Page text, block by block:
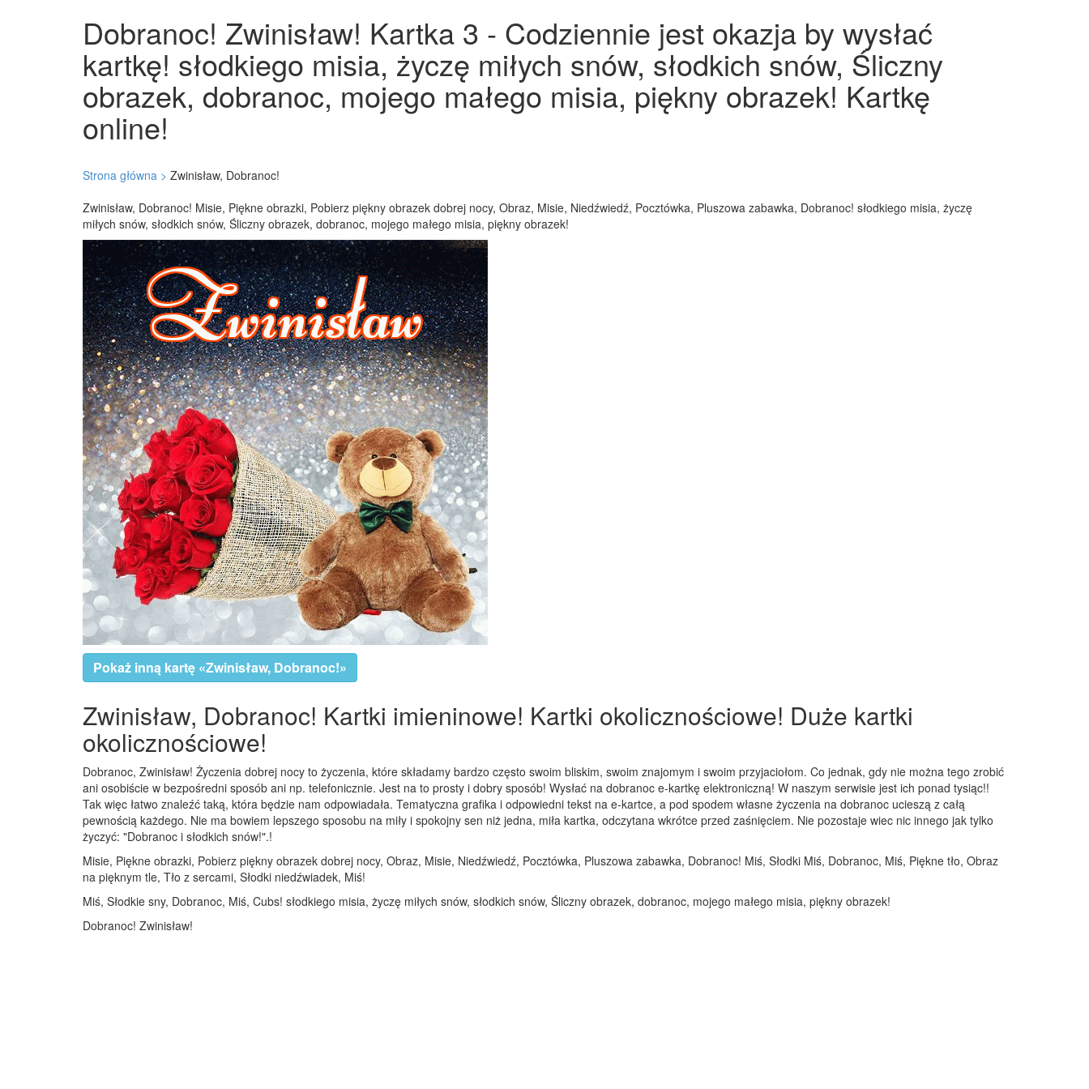
Dobranoc! Zwinisław! Kartka 3 - Codziennie jest okazja by wysłać
kartkę! słodkiego misia, życzę miłych snów, słodkich snów, Śliczny
obrazek, dobranoc, mojego małego misia, piękny obrazek! Kartkę
online!
Strona główna > Zwinisław, Dobranoc!
Zwinisław, Dobranoc! Misie, Piękne obrazki, Pobierz piękny obrazek dobrej nocy, Obraz, Misie, Niedźwiedź, Pocztówka, Pluszowa zabawka, Dobranoc! słodkiego misia, życzę
miłych snów, słodkich snów, Śliczny obrazek, dobranoc, mojego małego misia, piękny obrazek!
Pokaż inną kartę «Zwinisław, Dobranoc!»
Zwinisław, Dobranoc! Kartki imieninowe! Kartki okolicznościowe! Duże kartki
okolicznościowe!
Dobranoc, Zwinisław! Życzenia dobrej nocy to życzenia, które składamy bardzo często swoim bliskim, swoim znajomym i swoim przyjaciołom. Co jednak, gdy nie można tego zrobić
ani osobiście w bezpośredni sposób ani np. telefonicznie. Jest na to prosty i dobry sposób! Wysłać na dobranoc e-kartkę elektroniczną! W naszym serwisie jest ich ponad tysiąc!!
Tak więc łatwo znaleźć taką, która będzie nam odpowiadała. Tematyczna grafika i odpowiedni tekst na e-kartce, a pod spodem własne życzenia na dobranoc ucieszą z całą
pewnością każdego. Nie ma bowiem lepszego sposobu na miły i spokojny sen niż jedna, miła kartka, odczytana wkrótce przed zaśnięciem. Nie pozostaje wiec nic innego jak tylko
życzyć: "Dobranoc i słodkich snów!".!
Misie, Piękne obrazki, Pobierz piękny obrazek dobrej nocy, Obraz, Misie, Niedźwiedź, Pocztówka, Pluszowa zabawka, Dobranoc! Miś, Słodki Miś, Dobranoc, Miś, Piękne tło, Obraz
na pięknym tle, Tło z sercami, Słodki niedźwiadek, Miś!
Miś, Słodkie sny, Dobranoc, Miś, Cubs! słodkiego misia, życzę miłych snów, słodkich snów, Śliczny obrazek, dobranoc, mojego małego misia, piękny obrazek!
Dobranoc! Zwinisław!